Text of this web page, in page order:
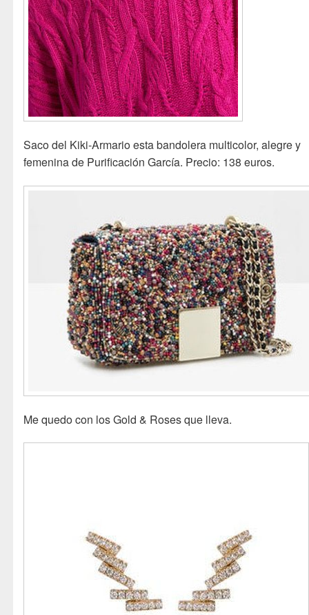
Saco del Kiki-Armario esta bandolera multicolor, alegre y
femenina de Purificación García. Precio: 138 euros.
Me quedo con los Gold & Roses que lleva.